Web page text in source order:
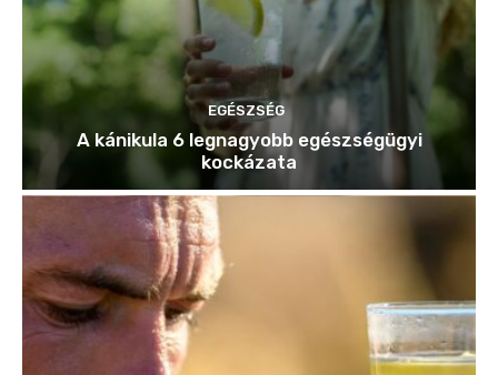
EGÉSZSÉG
A kánikula 6 legnagyobb egészségügyi
kockázata